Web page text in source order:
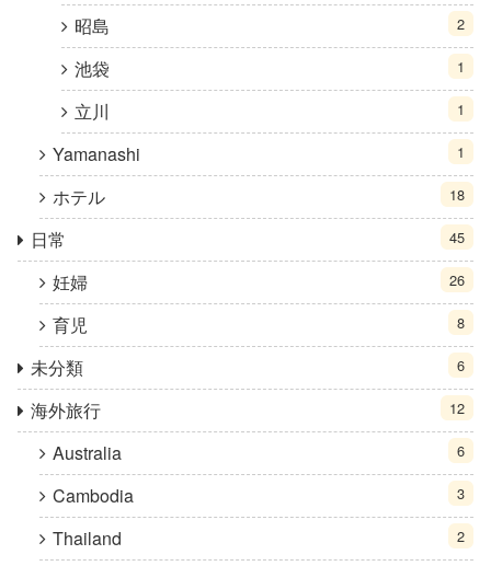
昭島 2
池袋 1
立川 1
Yamanashi 1
ホテル 18
日常 45
妊婦 26
育児 8
未分類 6
海外旅行 12
Australia 6
Cambodia 3
Thailand 2